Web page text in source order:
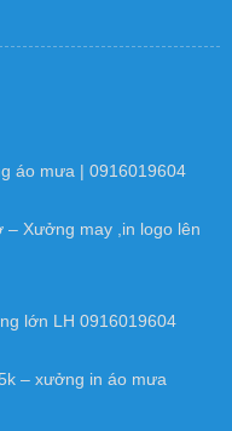
áo mưa | 0916019604
– Xưởng may ,in logo lên
lớn LH 0916019604
– xưởng in áo mưa